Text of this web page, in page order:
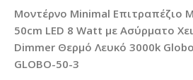
Μοντέρνο Minimal Επιτραπέζιο
50cm LED 8 Watt με Ασύρματο
Dimmer Θερμό Λευκό 3000k
GLOBO-50-3